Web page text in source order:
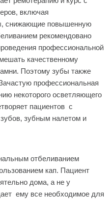
включая
снижающие повышенную
рекомендовано
профессиональной
качественному
Поэтому зубы также
профессиональная
некоторого осветляющего
пациентов с
зубным налетом и
отбеливанием
кап. Пациент
дома, а не у
ему все необходимое для